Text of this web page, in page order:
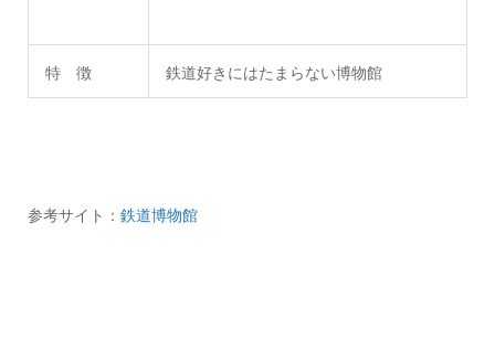
特 徴 鉄道好きにはたまらない博物館
参考サイト： 鉄道博物館